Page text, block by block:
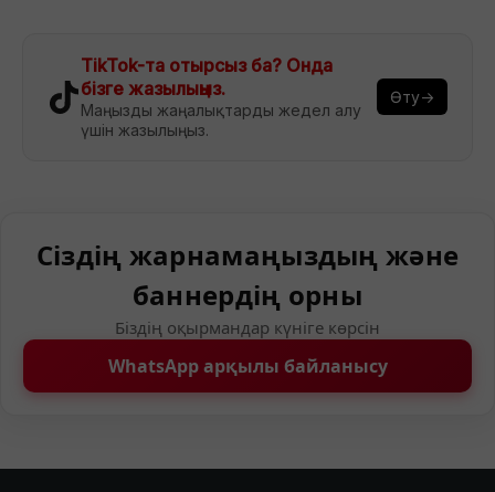
TikTok-та отырсыз ба? Онда
бізге жазылыңыз.
Маңызды жаңалықтарды жедел алу
үшін жазылыңыз.
Өту→
Сіздің жарнамаңыздың және
баннердің орны
Біздің оқырмандар күніге көрсін
WhatsApp арқылы байланысу